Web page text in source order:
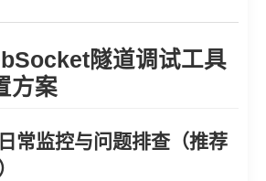
隧道调试工具
方案
常监控与问题排查（推荐